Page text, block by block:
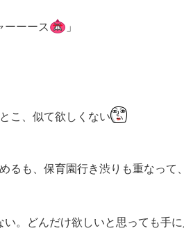
ーーース 」
こ、似て欲しくない
るも、保育園行き渋りも重なって
い。どんだけ欲しいと思っても手